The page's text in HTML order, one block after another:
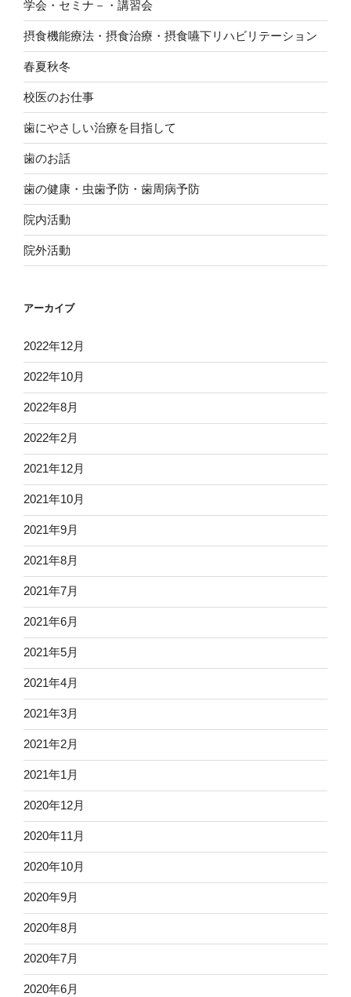
学会・セミナ－・講習会
摂食機能療法・摂食治療・摂食嚥下リハビリテーション
春夏秋冬
校医のお仕事
歯にやさしい治療を目指して
歯のお話
歯の健康・虫歯予防・歯周病予防
院内活動
院外活動
アーカイブ
2022年12月
2022年10月
2022年8月
2022年2月
2021年12月
2021年10月
2021年9月
2021年8月
2021年7月
2021年6月
2021年5月
2021年4月
2021年3月
2021年2月
2021年1月
2020年12月
2020年11月
2020年10月
2020年9月
2020年8月
2020年7月
2020年6月